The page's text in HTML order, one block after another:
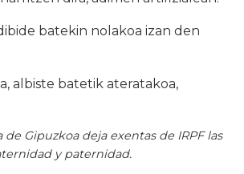
batekin nolakoa izan den
albiste batetik ateratakoa,
de Gipuzkoa deja exentas de IRPF las
y paternidad.